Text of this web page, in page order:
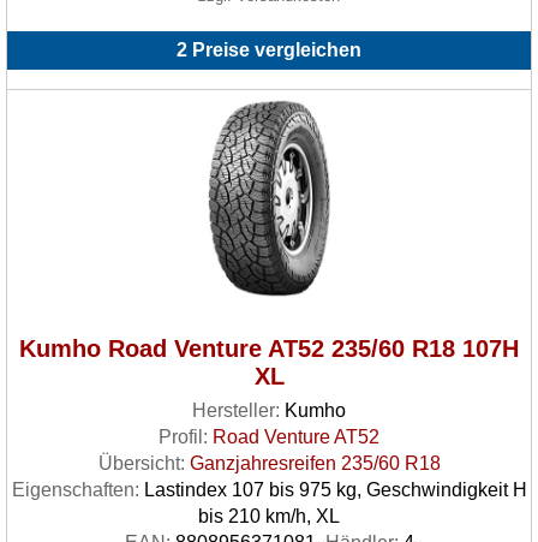
2 Preise vergleichen
Kumho Road Venture AT52 235/60 R18 107H
XL
Hersteller: Kumho
Profil: Road Venture AT52
Übersicht: Ganzjahresreifen 235/60 R18
Eigenschaften: Lastindex 107 bis 975 kg, Geschwindigkeit H
bis 210 km/h, XL